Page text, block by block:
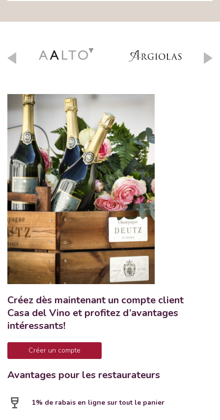
Créez dès maintenant un compte client
Casa del Vino et profitez d’avantages
intéressants!
Créer un compte
Avantages pour les restaurateurs
1% de rabais en ligne sur tout le panier